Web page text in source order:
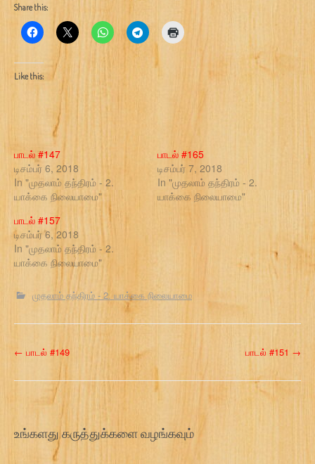
Share this:
Like this:
பாடல் #147
டிசம்பர் 6, 2018
In "முதலாம் தந்திரம் - 2.
யாக்கை நிலையாமை"
பாடல் #165
டிசம்பர் 7, 2018
In "முதலாம் தந்திரம் - 2.
யாக்கை நிலையாமை"
பாடல் #157
டிசம்பர் 6, 2018
In "முதலாம் தந்திரம் - 2.
யாக்கை நிலையாமை"
முதலாம் தந்திரம் - 2. யாக்கை நிலையாமை
P
o
t
← பாடல் #149 பாடல் #151 →
உங்களது கருத்துக்களை வழங்கவும்